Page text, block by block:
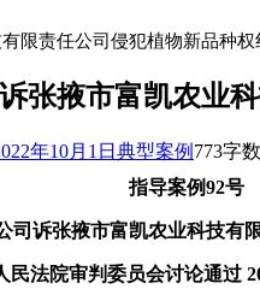
限责任公司侵犯植物新品种
张掖市富凯农业
年10月1日 典型案例 773字
指导案例92号
司诉张掖市富凯农业科技有
民法院审判委员会讨论通过